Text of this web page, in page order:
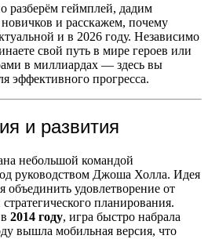
разберём геймплей, дадим
и расскажем, почему
и в 2026 году. Независимо
свой путь в мире героев или
в миллиардах — здесь вы
эффективного прогресса.
и развития
небольшой командой
руководством Джоша Холла. Идея
объединить удовлетворение от
планирования.
2014 году, игра быстро набрала
вышла мобильная версия, что